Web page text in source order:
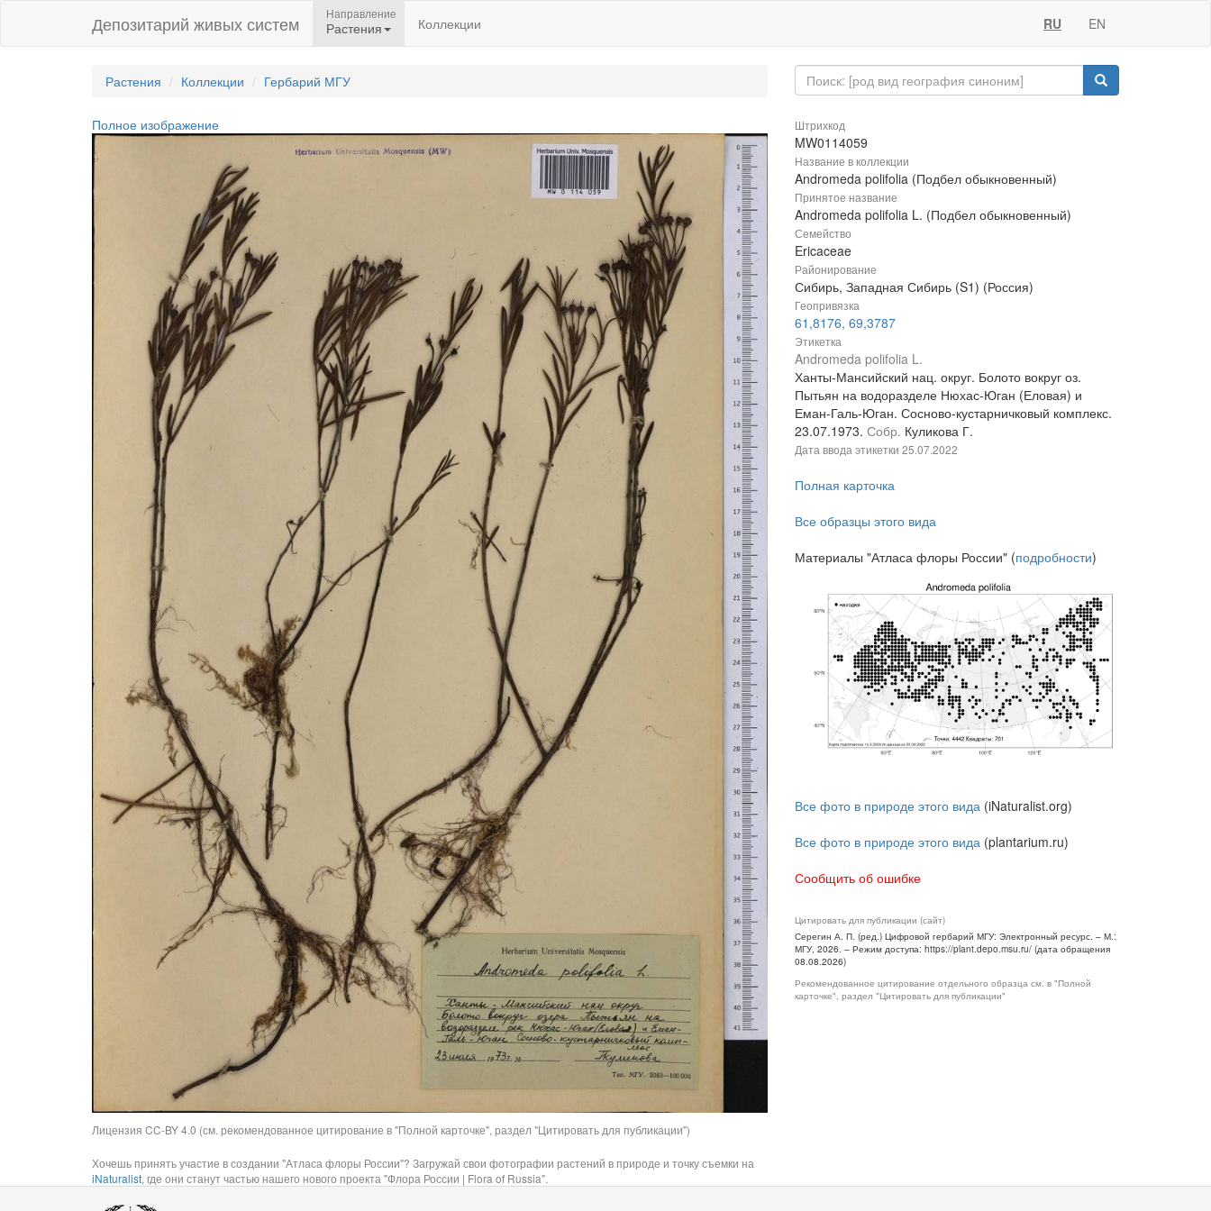
Депозитарий живых систем Направление
Растения Коллекции RU EN
Растения Коллекции Гербарий МГУ
Полное изображение
Лицензия CC-BY 4.0 (см. рекомендованное цитирование в "Полной карточке", раздел "Цитировать для публикации")
Хочешь принять участие в создании "Атласа флоры России"? Загружай свои фотографии растений в природе и точку съемки на
iNaturalist, где они станут частью нашего нового проекта "Флора России | Flora of Russia".
Штрихкод
MW0114059
Название в коллекции
Andromeda polifolia (Подбел обыкновенный)
Принятое название
Andromeda polifolia L. (Подбел обыкновенный)
Семейство
Ericaceae
Районирование
Сибирь, Западная Сибирь (S1) (Россия)
Геопривязка
61,8176, 69,3787
Этикетка
Andromeda polifolia L.
Ханты-Мансийский нац. округ. Болото вокруг оз.
Пытьян на водоразделе Нюхас-Юган (Еловая) и
Еман-Галь-Юган. Сосново-кустарничковый комплекс.
23.07.1973. Собр. Куликова Г.
Дата ввода этикетки 25.07.2022
Полная карточка
Все образцы этого вида
Материалы "Атласа флоры России" (подробности)
Все фото в природе этого вида (iNaturalist.org)
Все фото в природе этого вида (plantarium.ru)
Сообщить об ошибке
Цитировать для публикации (сайт)
Серегин А. П. (ред.) Цифровой гербарий МГУ: Электронный ресурс. – М.:
МГУ, 2026. – Режим доступа: https://plant.depo.msu.ru/ (дата обращения
08.08.2026)
Рекомендованное цитирование отдельного образца см. в "Полной
карточке", раздел "Цитировать для публикации"